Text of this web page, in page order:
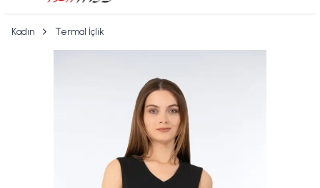
Kadın Termal İçlik